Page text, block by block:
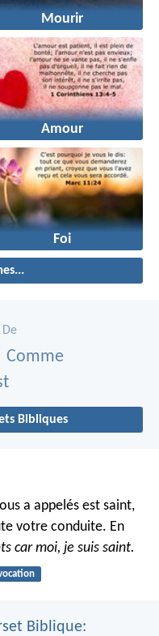
Mourir
Amour
Foi
De
Comme
Bibliques
a appelés est saint,
votre conduite. En
car moi, je suis saint.
Biblique: